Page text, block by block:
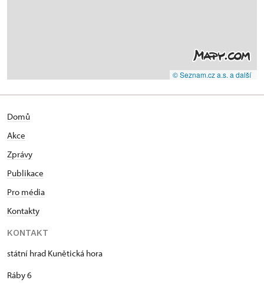
© Seznam.cz a.s. a další
Domů
Akce
Zprávy
Publikace
Pro média
Kontakty
KONTAKT
státní hrad Kunětická hora
Ráby 6